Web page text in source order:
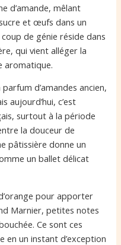
d’amande, mêlant
et œufs dans un
de génie réside dans
qui vient alléger la
aromatique.
d’amandes ancien,
aujourd’hui, c’est
surtout à la période
la douceur de
pâtissière donne un
un ballet délicat
pour apporter
Marnier, petites notes
Ce sont ces
un instant d’exception